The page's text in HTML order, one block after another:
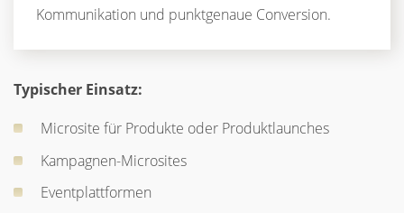
Kommunikation und punktgenaue Conversion.
Typischer Einsatz:
Microsite für Produkte oder Produktlaunches
Kampagnen-Microsites
Eventplattformen